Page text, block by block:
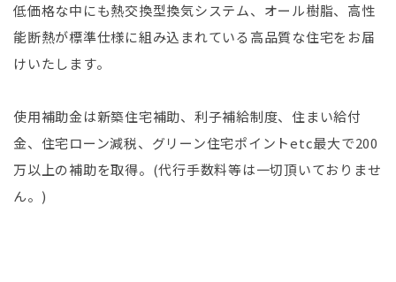
低価格な中にも熱交換型換気システム、オール樹脂、高性
能断熱が標準仕様に組み込まれている高品質な住宅をお届
けいたします。
使用補助金は新築住宅補助、利子補給制度、住まい給付
金、住宅ローン減税、グリーン住宅ポイントetc最大で200
万以上の補助を取得。(代行手数料等は一切頂いておりませ
ん。)